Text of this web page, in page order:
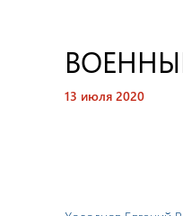
13 июля 2020